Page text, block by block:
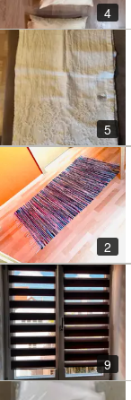
4
5
2
9